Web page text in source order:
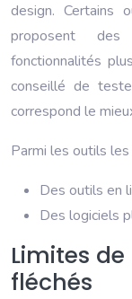
design. Certains
proposent
fonctionnalités
conseillé de
correspond le
Parmi les outils
Des outils en
Des logiciels
Limites
fléchés